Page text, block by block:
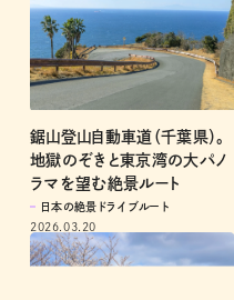
鋸山登山自動車道（千葉県）。
地獄のぞきと東京湾の大パノ
ラマを望む絶景ルート
日本の絶景ドライブルート
2026.03.20